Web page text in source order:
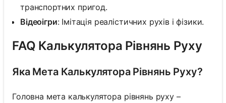
транспортних пригод.
Відеоігри: Імітація реалістичних рухів і фізики.
FAQ Калькулятора Рівнянь Руху
Яка Мета Калькулятора Рівнянь Руху?
Головна мета калькулятора рівнянь руху –